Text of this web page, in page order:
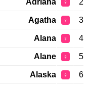
2
♀
Adriana
3
♀
Agatha
4
♀
Alana
5
♀
Alane
6
♀
Alaska